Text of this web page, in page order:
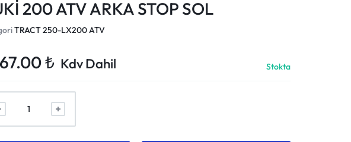
200 ATV ARKA STOP SOL
TRACT 250-LX200 ATV
₺ Kdv Dahil Stokta